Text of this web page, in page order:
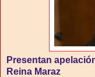
Presentan
Reina Maraz